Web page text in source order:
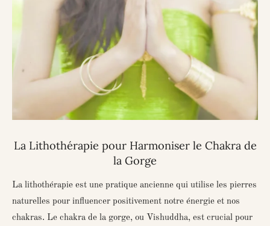
La Lithothérapie pour Harmoniser le Chakra de
la Gorge
La lithothérapie est une pratique ancienne qui utilise les pierres
naturelles pour influencer positivement notre énergie et nos
chakras. Le chakra de la gorge, ou Vishuddha, est crucial pour